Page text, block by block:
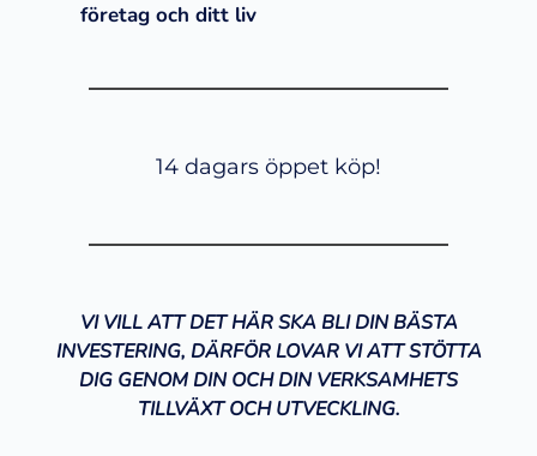
företag och ditt liv
14 dagars öppet köp!
VI VILL ATT DET HÄR SKA BLI DIN BÄSTA
INVESTERING, DÄRFÖR LOVAR VI ATT STÖTTA
DIG GENOM DIN OCH DIN VERKSAMHETS
TILLVÄXT OCH UTVECKLING.